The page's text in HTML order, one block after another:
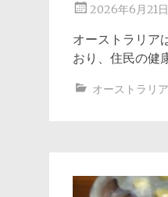
2026年6月21日
オーストラリア
おり、住民の健
オーストラリア